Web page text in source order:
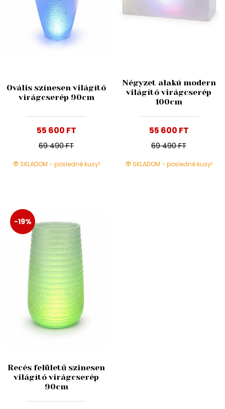
Ovális színesen világító
virágcserép 90cm
55 600 FT
69 490 FT
SKLADOM - posledné kusy!
Négyzet alakú modern
világító virágcserép
100cm
55 600 FT
69 490 FT
SKLADOM - posledné kusy!
-19%
Recés felületű szinesen
világító virágcserép
90cm